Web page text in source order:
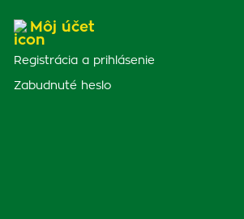
Môj účet
Registrácia a prihlásenie
Zabudnuté heslo